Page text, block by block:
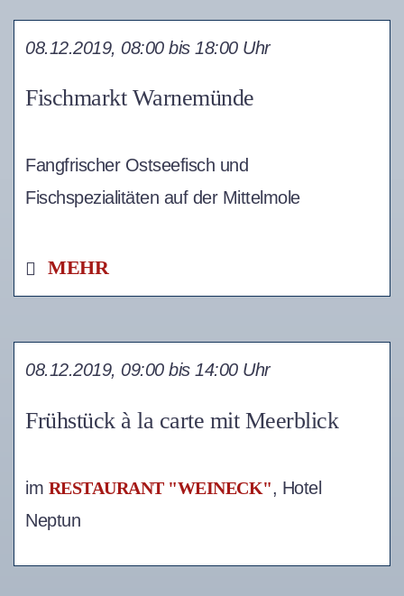
Fischmarkt Warnemünde
08.12.2019, 08:00 bis 18:00 Uhr
Fangfrischer Ostseefisch und
Fischspezialitäten auf der Mittelmole
MEHR
Frühstück à la carte mit Meerblick
08.12.2019, 09:00 bis 14:00 Uhr
im RESTAURANT "WEINECK", Hotel
Neptun